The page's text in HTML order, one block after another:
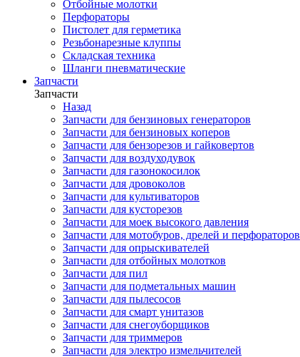
Отбойные молотки
Перфораторы
Пистолет для герметика
Резьбонарезные клуппы
Складская техника
Шланги пневматические
Запчасти
Запчасти
Назад
Запчасти для бензиновых генераторов
Запчасти для бензиновых коперов
Запчасти для бензорезов и гайковертов
Запчасти для воздуходувок
Запчасти для газонокосилок
Запчасти для дровоколов
Запчасти для культиваторов
Запчасти для кусторезов
Запчасти для моек высокого давления
Запчасти для мотобуров, дрелей и перфораторов
Запчасти для опрыскивателей
Запчасти для отбойных молотков
Запчасти для пил
Запчасти для подметальных машин
Запчасти для пылесосов
Запчасти для смарт унитазов
Запчасти для снегоуборщиков
Запчасти для триммеров
Запчасти для электро измельчителей